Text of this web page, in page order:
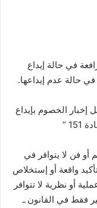
في حالة إيداع
حالة عدم إيداعها.
إخبار الخصوم بإيداع
“
أو فن لا يتوافر في
واقعة أو إستخلاص
أو نظرية لا تتوافر
فقط في القانون ـ